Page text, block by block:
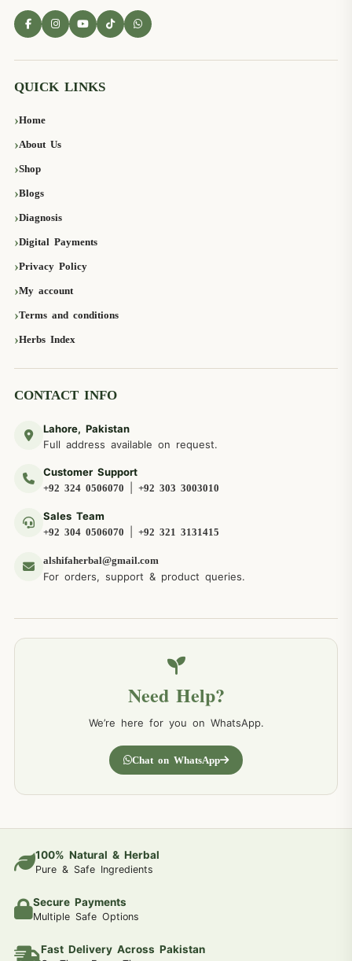
QUICK LINKS
Home
About Us
Shop
Blogs
Diagnosis
Digital Payments
Privacy Policy
My account
Terms and conditions
Herbs Index
CONTACT INFO
Lahore, Pakistan
Full address available on request.
Customer Support
+92 324 0506070 +92 303 3003010
Sales Team
+92 304 0506070 +92 321 3131415
alshifaherbal@gmail.com
For orders, support & product queries.
Need Help?
We’re here for you on WhatsApp.
Chat on WhatsApp
100% Natural & Herbal
Pure & Safe Ingredients
Secure Payments
Multiple Safe Options
Fast Delivery Across Pakistan